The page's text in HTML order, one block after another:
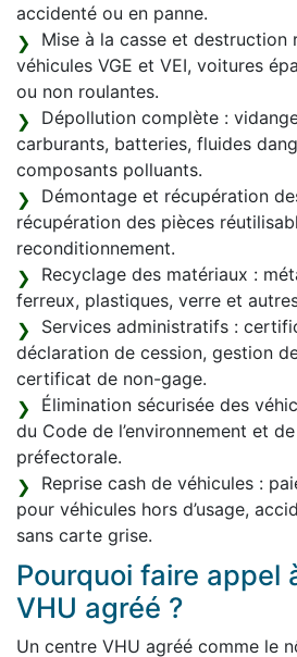
accidenté ou en panne.
Mise à la casse et destruction
véhicules VGE et VEI, voitures
ou non roulantes.
Dépollution complète :
carburants, batteries, fluides
composants polluants.
Démontage et récupération
récupération des pièces
reconditionnement.
Recyclage des matériaux :
ferreux, plastiques, verre et
Services administratifs :
déclaration de cession, gestion
certificat de non-gage.
Élimination sécurisée des
du Code de l’environnement et
préfectorale.
Reprise cash de véhicules :
pour véhicules hors d’usage,
sans carte grise.
Pourquoi faire appel
VHU agréé ?
Un centre VHU agréé comme le